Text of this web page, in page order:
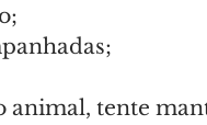
animal, tente